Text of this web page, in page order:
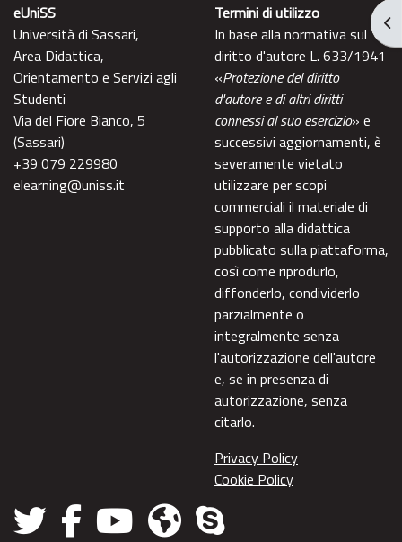
eUniSS
Università di Sassari,
Area Didattica,
Orientamento e Servizi agli
Studenti
Via del Fiore Bianco, 5
(Sassari)
+39 079 229980
elearning@uniss.it
Termini di utilizzo
In base alla normativa sul
diritto d'autore L. 633/1941
«Protezione del diritto
d'autore e di altri diritti
connessi al suo esercizio» e
successivi aggiornamenti, è
severamente vietato
utilizzare per scopi
commerciali il materiale di
supporto alla didattica
pubblicato sulla piattaforma,
così come riprodurlo,
diffonderlo, condividerlo
parzialmente o
integralmente senza
l'autorizzazione dell'autore
e, se in presenza di
autorizzazione, senza
citarlo.
Privacy Policy
Cookie Policy